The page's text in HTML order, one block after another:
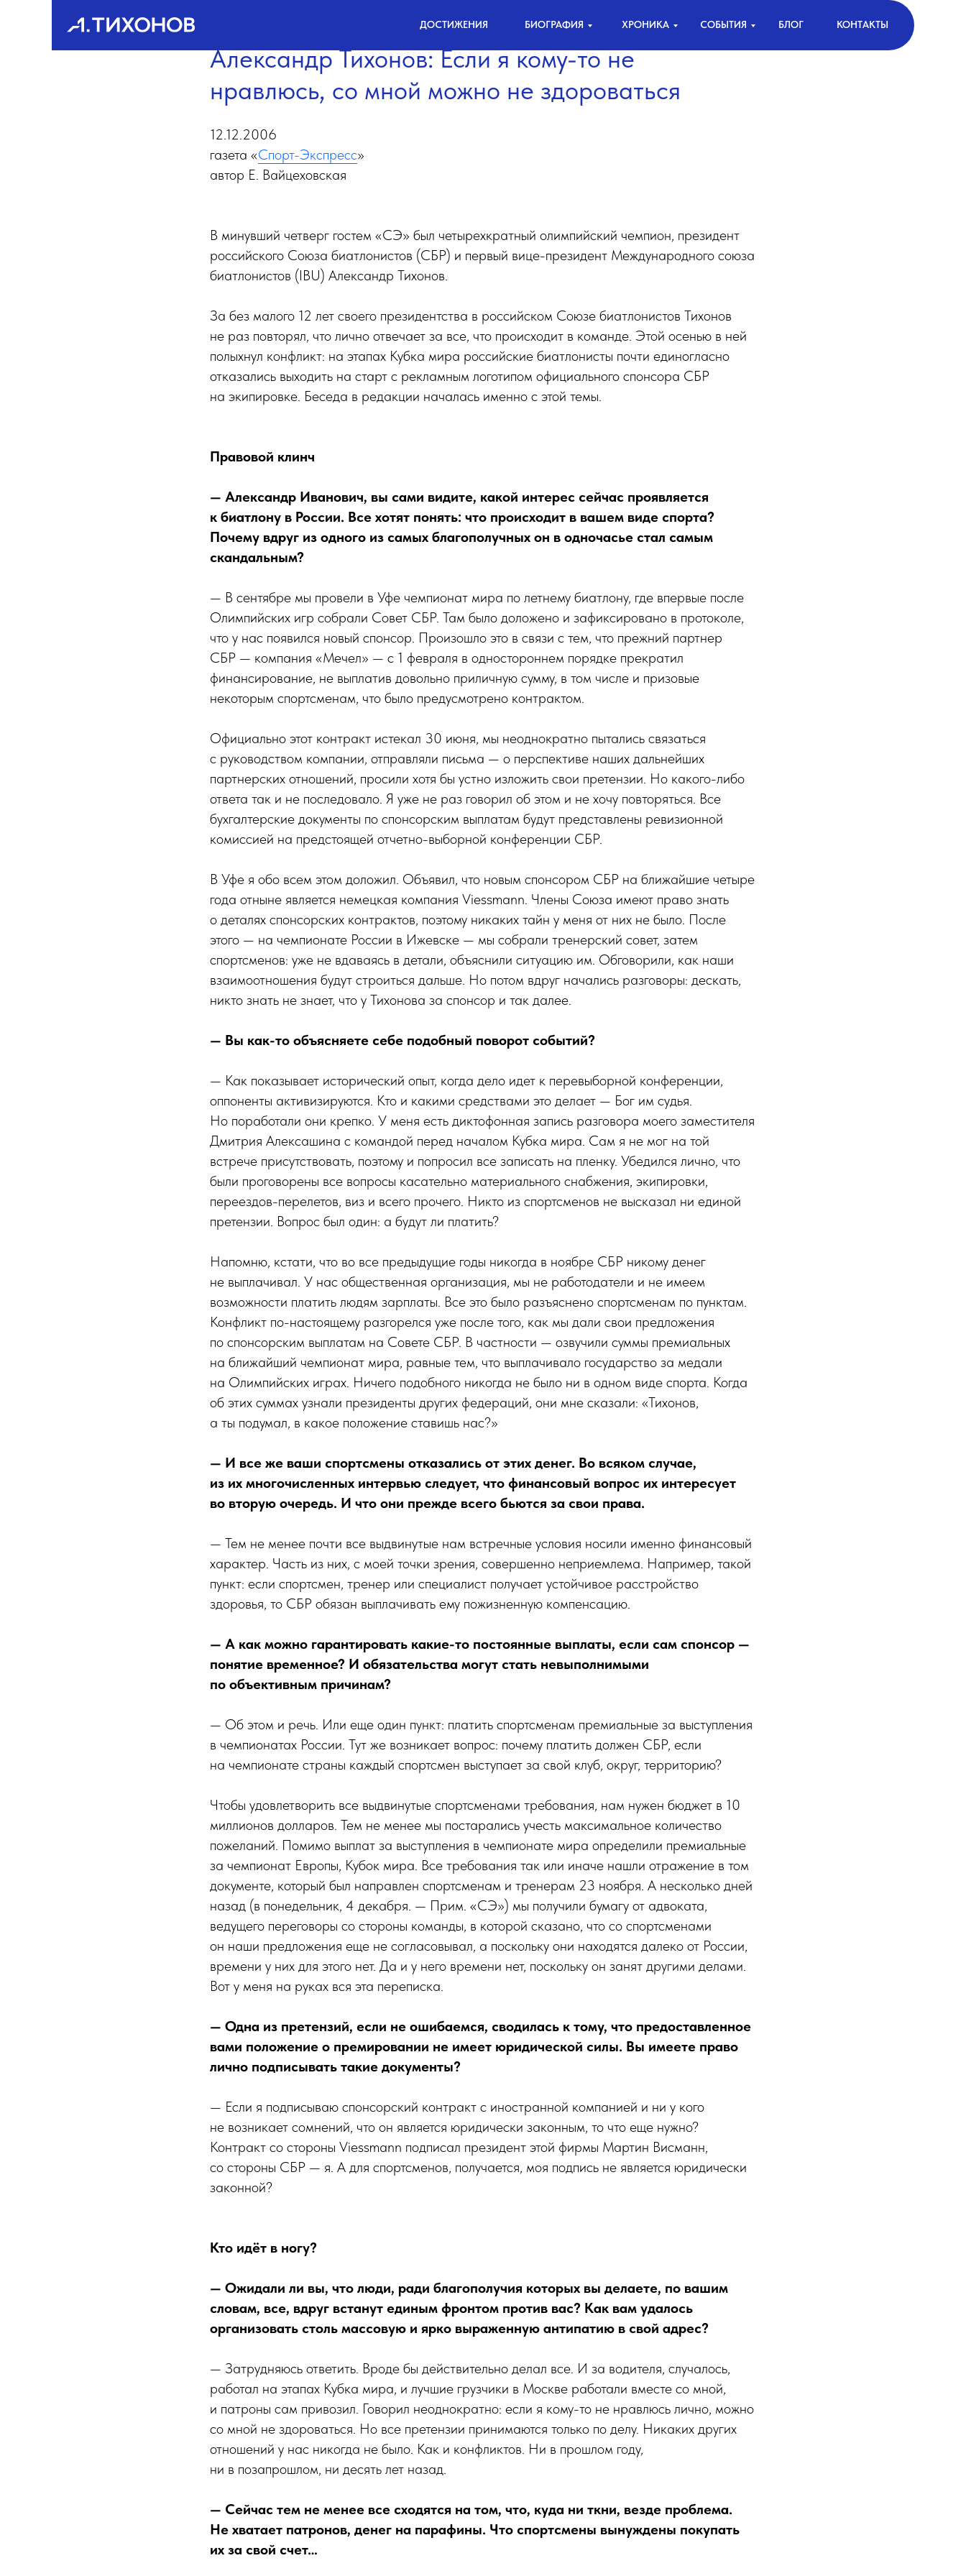
КОНТАКТЫ
СОБЫТИЯ БЛОГ
ХРОНИКА
ДОСТИЖЕНИЯ БИОГРАФИЯ
Александр Тихонов: Если я кому-то не
нравлюсь, со мной можно не здороваться
12.12.2006
газета «Спорт-Экспресс»
автор Е. Вайцеховская
В минувший четверг гостем «СЭ» был четырехкратный олимпийский чемпион, президент
российского Союза биатлонистов (СБР) и первый вице-президент Международного союза
биатлонистов (IBU) Александр Тихонов.
За без малого 12 лет своего президентства в российском Союзе биатлонистов Тихонов
не раз повторял, что лично отвечает за все, что происходит в команде. Этой осенью в ней
полыхнул конфликт: на этапах Кубка мира российские биатлонисты почти единогласно
отказались выходить на старт с рекламным логотипом официального спонсора СБР
на экипировке. Беседа в редакции началась именно с этой темы.
Правовой клинч
— Александр Иванович, вы сами видите, какой интерес сейчас проявляется
к биатлону в России. Все хотят понять: что происходит в вашем виде спорта?
Почему вдруг из одного из самых благополучных он в одночасье стал самым
скандальным?
— В сентябре мы провели в Уфе чемпионат мира по летнему биатлону, где впервые после
Олимпийских игр собрали Совет СБР. Там было доложено и зафиксировано в протоколе,
что у нас появился новый спонсор. Произошло это в связи с тем, что прежний партнер
СБР — компания «Мечел» — с 1 февраля в одностороннем порядке прекратил
финансирование, не выплатив довольно приличную сумму, в том числе и призовые
некоторым спортсменам, что было предусмотрено контрактом.
Официально этот контракт истекал 30 июня, мы неоднократно пытались связаться
с руководством компании, отправляли письма — о перспективе наших дальнейших
партнерских отношений, просили хотя бы устно изложить свои претензии. Но какого-либо
ответа так и не последовало. Я уже не раз говорил об этом и не хочу повторяться. Все
бухгалтерские документы по спонсорским выплатам будут представлены ревизионной
комиссией на предстоящей отчетно-выборной конференции СБР.
В Уфе я обо всем этом доложил. Объявил, что новым спонсором СБР на ближайшие четыре
года отныне является немецкая компания Viessmann. Члены Союза имеют право знать
о деталях спонсорских контрактов, поэтому никаких тайн у меня от них не было. После
этого — на чемпионате России в Ижевске — мы собрали тренерский совет, затем
спортсменов: уже не вдаваясь в детали, объяснили ситуацию им. Обговорили, как наши
взаимоотношения будут строиться дальше. Но потом вдруг начались разговоры: дескать,
никто знать не знает, что у Тихонова за спонсор и так далее.
— Вы как-то объясняете себе подобный поворот событий?
— Как показывает исторический опыт, когда дело идет к перевыборной конференции,
оппоненты активизируются. Кто и какими средствами это делает — Бог им судья.
Но поработали они крепко. У меня есть диктофонная запись разговора моего заместителя
Дмитрия Алексашина с командой перед началом Кубка мира. Сам я не мог на той
встрече присутствовать, поэтому и попросил все записать на пленку. Убедился лично, что
были проговорены все вопросы касательно материального снабжения, экипировки,
переездов-перелетов, виз и всего прочего. Никто из спортсменов не высказал ни единой
претензии. Вопрос был один: а будут ли платить?
Напомню, кстати, что во все предыдущие годы никогда в ноябре СБР никому денег
не выплачивал. У нас общественная организация, мы не работодатели и не имеем
возможности платить людям зарплаты. Все это было разъяснено спортсменам по пунктам.
Конфликт по-настоящему разгорелся уже после того, как мы дали свои предложения
по спонсорским выплатам на Совете СБР. В частности — озвучили суммы премиальных
на ближайший чемпионат мира, равные тем, что выплачивало государство за медали
на Олимпийских играх. Ничего подобного никогда не было ни в одном виде спорта. Когда
об этих суммах узнали президенты других федераций, они мне сказали: «Тихонов,
а ты подумал, в какое положение ставишь нас?»
— И все же ваши спортсмены отказались от этих денег. Во всяком случае,
из их многочисленных интервью следует, что финансовый вопрос их интересует
во вторую очередь. И что они прежде всего бьются за свои права.
— Тем не менее почти все выдвинутые нам встречные условия носили именно финансовый
характер. Часть из них, с моей точки зрения, совершенно неприемлема. Например, такой
пункт: если спортсмен, тренер или специалист получает устойчивое расстройство
здоровья, то СБР обязан выплачивать ему пожизненную компенсацию.
— А как можно гарантировать какие-то постоянные выплаты, если сам спонсор —
понятие временное? И обязательства могут стать невыполнимыми
по объективным причинам?
— Об этом и речь. Или еще один пункт: платить спортсменам премиальные за выступления
в чемпионатах России. Тут же возникает вопрос: почему платить должен СБР, если
на чемпионате страны каждый спортсмен выступает за свой клуб, округ, территорию?
Чтобы удовлетворить все выдвинутые спортсменами требования, нам нужен бюджет в 10
миллионов долларов. Тем не менее мы постарались учесть максимальное количество
пожеланий. Помимо выплат за выступления в чемпионате мира определили премиальные
за чемпионат Европы, Кубок мира. Все требования так или иначе нашли отражение в том
документе, который был направлен спортсменам и тренерам 23 ноября. А несколько дней
назад (в понедельник, 4 декабря. — Прим. «СЭ») мы получили бумагу от адвоката,
ведущего переговоры со стороны команды, в которой сказано, что со спортсменами
он наши предложения еще не согласовывал, а поскольку они находятся далеко от России,
времени у них для этого нет. Да и у него времени нет, поскольку он занят другими делами.
Вот у меня на руках вся эта переписка.
— Одна из претензий, если не ошибаемся, сводилась к тому, что предоставленное
вами положение о премировании не имеет юридической силы. Вы имеете право
лично подписывать такие документы?
— Если я подписываю спонсорский контракт с иностранной компанией и ни у кого
не возникает сомнений, что он является юридически законным, то что еще нужно?
Контракт со стороны Viessmann подписал президент этой фирмы Мартин Висманн,
со стороны СБР — я. А для спортсменов, получается, моя подпись не является юридически
законной?
Кто идёт в ногу?
— Ожидали ли вы, что люди, ради благополучия которых вы делаете, по вашим
словам, все, вдруг встанут единым фронтом против вас? Как вам удалось
организовать столь массовую и ярко выраженную антипатию в свой адрес?
— Затрудняюсь ответить. Вроде бы действительно делал все. И за водителя, случалось,
работал на этапах Кубка мира, и лучшие грузчики в Москве работали вместе со мной,
и патроны сам привозил. Говорил неоднократно: если я кому-то не нравлюсь лично, можно
со мной не здороваться. Но все претензии принимаются только по делу. Никаких других
отношений у нас никогда не было. Как и конфликтов. Ни в прошлом году,
ни в позапрошлом, ни десять лет назад.
— Сейчас тем не менее все сходятся на том, что, куда ни ткни, везде проблема.
Не хватает патронов, денег на парафины. Что спортсмены вынуждены покупать
их за свой счет…